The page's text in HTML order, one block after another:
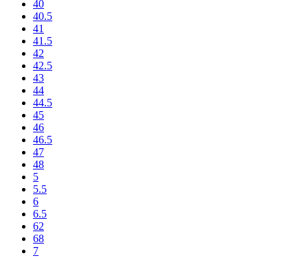
40
40.5
41
41.5
42
42.5
43
44
44.5
45
46
46.5
47
48
5
5.5
6
6.5
62
68
7